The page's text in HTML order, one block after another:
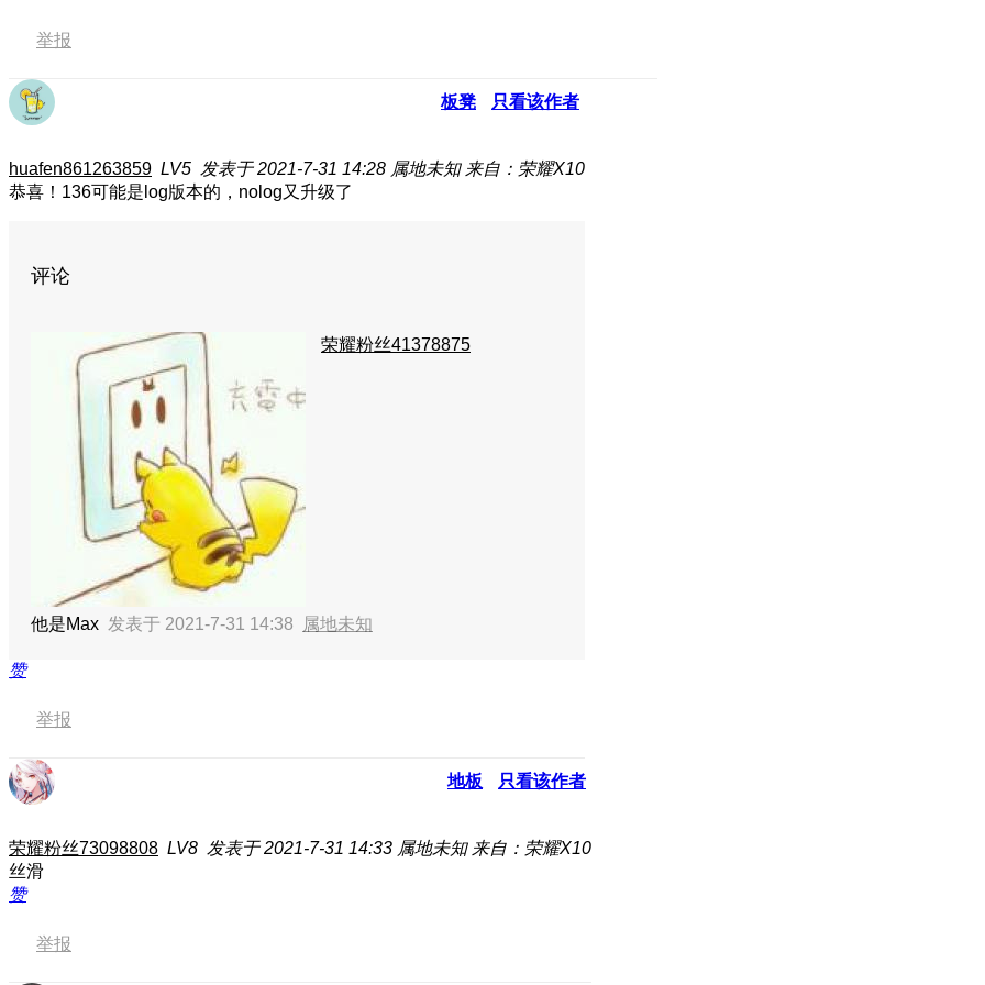
举报
板凳 只看该作者
huafen861263859 LV5 发表于 2021-7-31 14:28 属地未知 来自：荣耀X10
恭喜！136可能是log版本的，nolog又升级了
评论
荣耀粉丝41378875
他是Max 发表于 2021-7-31 14:38 属地未知
赞
举报
地板 只看该作者
荣耀粉丝73098808 LV8 发表于 2021-7-31 14:33 属地未知 来自：荣耀X10
丝滑
赞
举报